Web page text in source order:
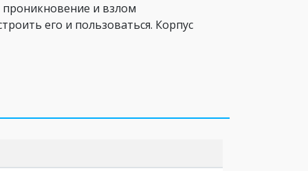
проникновение и взлом
его и пользоваться. Корпус